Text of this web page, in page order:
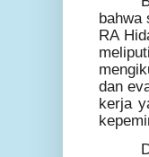
bahwa
RA
dan
kerja